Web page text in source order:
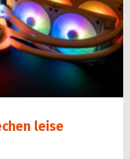
leise